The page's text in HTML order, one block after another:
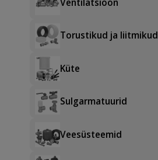
Torustikud ja liitmikud
Küte
Sulgarmatuurid
Veesüsteemid